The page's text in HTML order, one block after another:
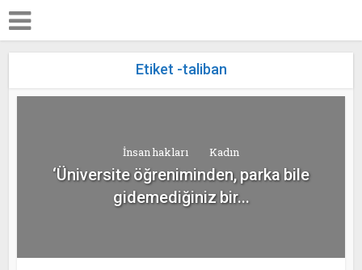
Etiket -taliban
İnsan hakları Kadın
‘Üniversite öğreniminden, parka bile
gidemediğiniz bir...